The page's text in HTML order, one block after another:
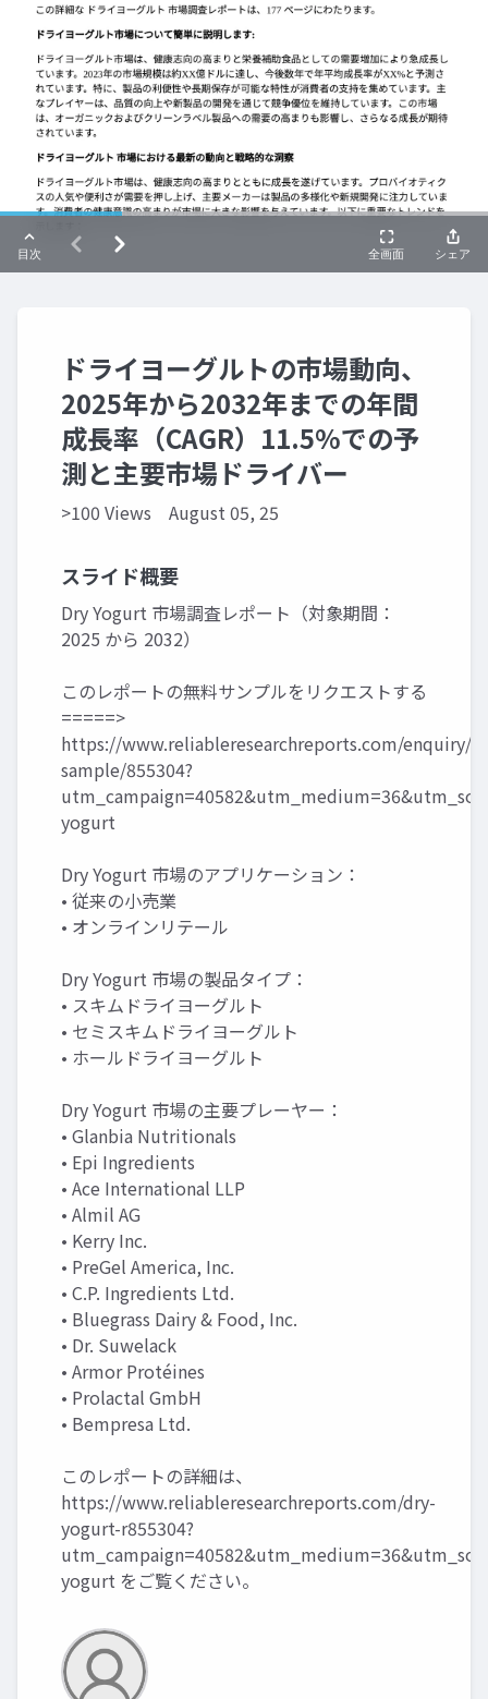
ドライヨーグルトの市場動向、
2025年から2032年までの年間
成長率（CAGR）11.5%での予
測と主要市場ドライバー
>100 Views August 05, 25
スライド概要
Dry Yogurt 市場調査レポート（対象期間：
2025 から 2032）
このレポートの無料サンプルをリクエストする
=====>
https://www.reliableresearchreports.com/enquiry/
sample/855304?
yogurt
Dry Yogurt 市場のアプリケーション：
• 従来の小売業
• オンラインリテール
Dry Yogurt 市場の製品タイプ：
• スキムドライヨーグルト
• セミスキムドライヨーグルト
• ホールドライヨーグルト
Dry Yogurt 市場の主要プレーヤー：
• Glanbia Nutritionals
• Epi Ingredients
• Ace International LLP
• Almil AG
• Kerry Inc.
• PreGel America, Inc.
• C.P. Ingredients Ltd.
• Bluegrass Dairy & Food, Inc.
• Dr. Suwelack
• Armor Protéines
• Prolactal GmbH
• Bempresa Ltd.
このレポートの詳細は、
https://www.reliableresearchreports.com/dry-
yogurt-r855304?
yogurt をご覧ください。